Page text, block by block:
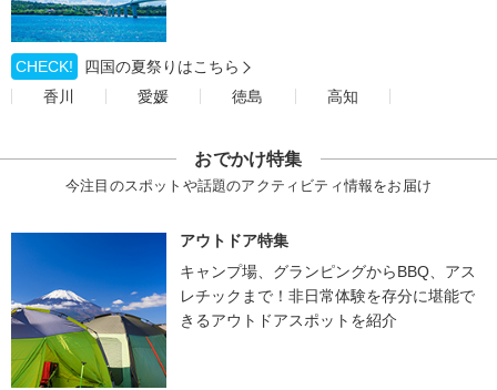
CHECK!
四国の夏祭りはこちら
香川
愛媛 徳島 高知
おでかけ特集
今注目のスポットや話題のアクティビティ情報をお届け
アウトドア特集
キャンプ場、グランピングからBBQ、アス
レチックまで！非日常体験を存分に堪能で
きるアウトドアスポットを紹介